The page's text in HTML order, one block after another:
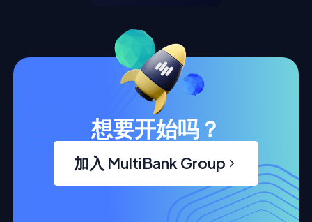
想要开始吗？
加入 MultiBank Group